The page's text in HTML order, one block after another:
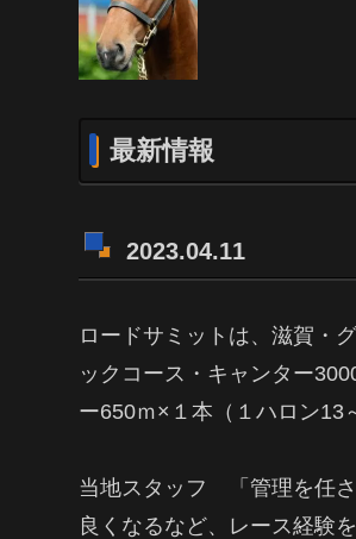
最新情報
2023.04.11
ロードサミットは、滋賀・
ックコース・キャンター
ー650ｍ×１本（１ハロン13
当地スタッフ 「管理を任
良くなるなど、レース経験